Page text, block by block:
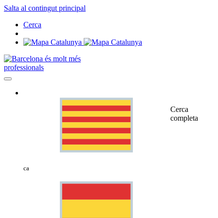
Salta al contingut principal
Cerca
professionals
ca
Cerca
completa